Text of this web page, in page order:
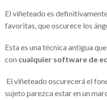
cómoda de hacer turismo
educación para tus hijos
agilizar tus obras)
El viñeteado es
favoritas, que oscurece los
Esta es una técnica antigua
con cualquier software de
El viñeteado oscurecerá el
sujeto parezca estar en un